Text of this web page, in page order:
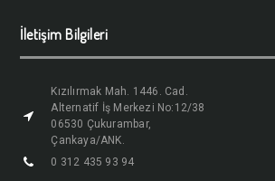
İletişim Bilgileri
Kızılırmak Mah. 1446. Cad.
Alternatif İş Merkezi No:12/38
06530 Çukurambar,
Çankaya/ANK.
0 312 435 93 94